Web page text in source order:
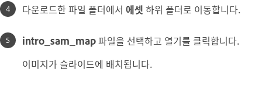
다운로드한 파일 폴더에서 에셋 하위 폴더로 이동합니다.
intro_sam_map파일을 선택하고 열기를 클릭합니다.
이미지가 슬라이드에 배치됩니다.